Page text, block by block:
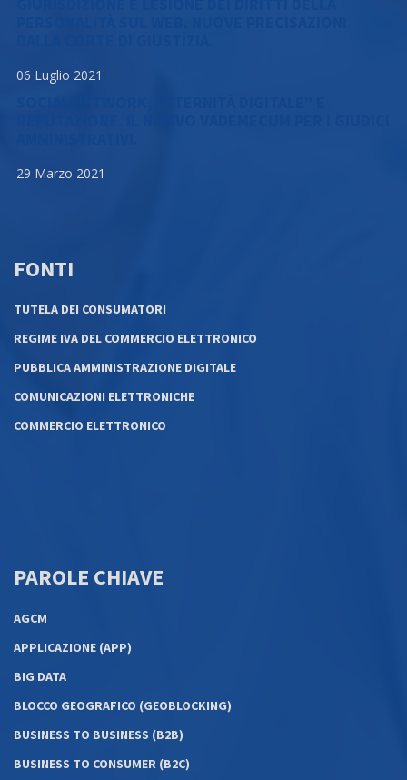
06 Luglio 2021
29 Marzo 2021
FONTI
TUTELA DEI CONSUMATORI
REGIME IVA DEL COMMERCIO ELETTRONICO
PUBBLICA AMMINISTRAZIONE DIGITALE
COMUNICAZIONI ELETTRONICHE
COMMERCIO ELETTRONICO
PAROLE CHIAVE
AGCM
APPLICAZIONE (APP)
BIG DATA
BLOCCO GEOGRAFICO (GEOBLOCKING)
BUSINESS TO BUSINESS (B2B)
BUSINESS TO CONSUMER (B2C)